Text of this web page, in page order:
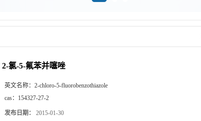
2-氯-5-氟苯并噻唑
英文名称： 2-chloro-5-fluorobenzothiazole
cas： 154327-27-2
发布日期： 2015-01-30